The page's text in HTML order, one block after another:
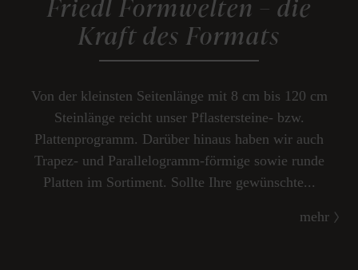
Friedl Formwelten – die
Kraft des Formats
Von der kleinsten Seitenlänge mit 8 cm bis 120 cm
Steinlänge reicht unser Pflastersteine- bzw.
Plattenprogramm. Darüber hinaus haben wir auch
Trapez- und Parallelogramm-förmige sowie runde
Platten im Sortiment. Sollte Ihre gewünschte...
mehr